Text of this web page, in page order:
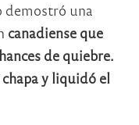
demostró una
canadiense que
de quiebre.
y liquidó el